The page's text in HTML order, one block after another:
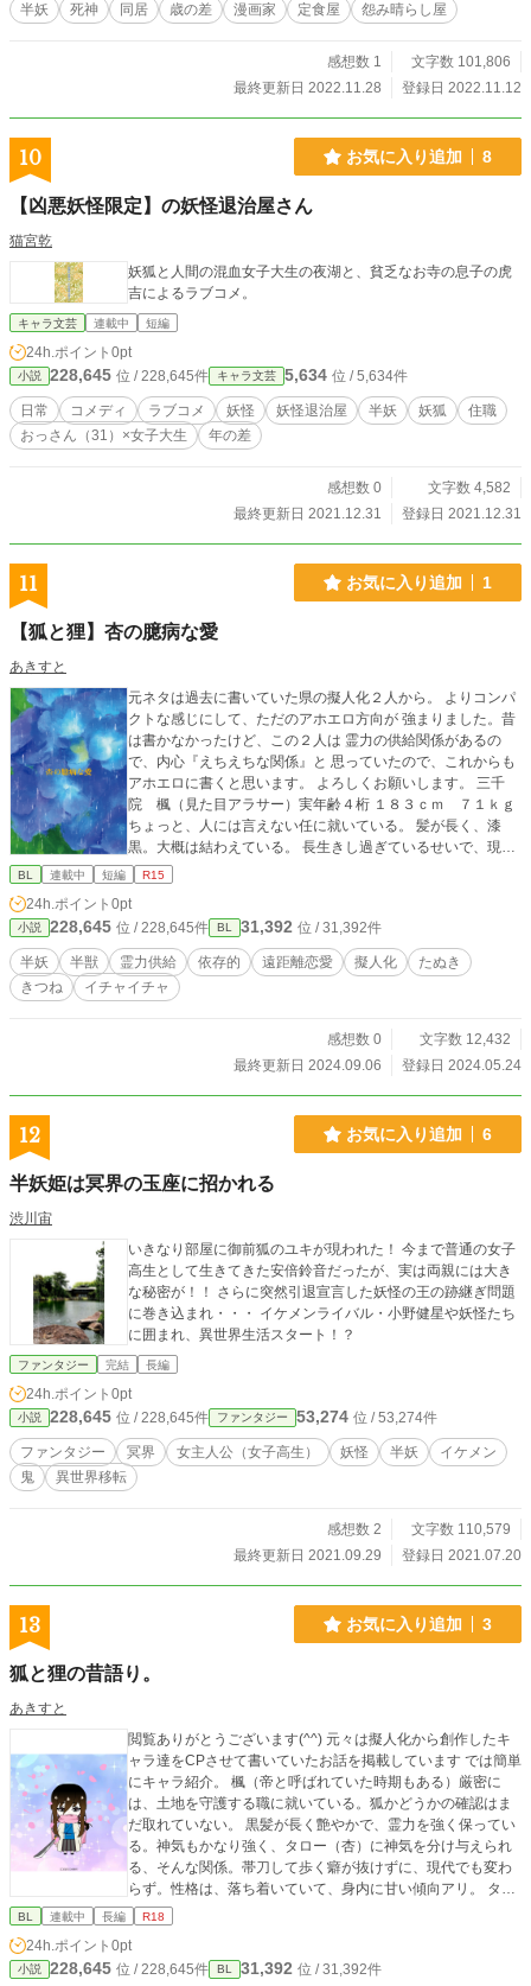
生活を始める。 母親の仇をエイトに頼んで討ってもらうが、
い、辛い日々。 怨むことで満たされないこともある。 ナナに
生まれた好きの気持ちはどうなる？
半妖 死神 同居 歳の差 漫画家 定食屋 怨み晴らし屋
感想数 1
文字数 101,806
最終更新日 2022.11.28
登録日 2022.11.12
10 お気に入り追加 8
【凶悪妖怪限定】の妖怪退治屋さん
猫宮乾
妖狐と人間の混血女子大生の夜湖と、貧乏なお寺の息子の虎
吉によるラブコメ。
キャラ文芸 連載中 短編
24h.ポイント 0pt
小説 228,645 位 / 228,645件 キャラ文芸 5,634 位 / 5,634件
日常 コメディ ラブコメ 妖怪 妖怪退治屋 半妖 妖狐
住職
おっさん（31）×女子大生
年の差
感想数 0
文字数 4,582
最終更新日 2021.12.31
登録日 2021.12.31
11 お気に入り追加 1
【狐と狸】杏の臆病な愛
あきすと
元ネタは過去に書いていた県の擬人化２人から。 よりコンパ
クトな感じにして、ただのアホエロ方向が 強まりました。昔
は書かなかったけど、この２人は 霊力の供給関係があるの
で、内心『えちえちな関係』と 思っていたので、これからも
アホエロに書くと思います。 よろしくお願いします。 三千
院 楓（見た目アラサー）実年齢４桁 １８３ｃｍ ７１ｋｇ
ちょっと、人には言えない任に就いている。 髪が長く、漆
黒。大概は結わえている。 長生きし過ぎているせいで、現世
の事を把握しきれていない 所もあり、浮世離れしている。 杏
で穏やかに見えるが 心の底は、暗黒に渦巻いているとかいな
いとか。 杏（きょう）見た目が幼げに見える（都合上２０
歳）けど、こちらも実年齢３桁 １６６ｃｍ ５７ｋｇ 大昔に
楓に拾われた半獣、半妖。 髪の色がアンズと似ている事か
ら、杏と楓に名づけられた。 人前では明るく、愛想も良い。
しまう。 めちゃくちゃ甘やかされて育ったものの 今は自立し
て、別々に暮らしている。 契りを交わしてしまったせいで、
は人間だったのではないか。と 見ている。 ーーーーーーーー
ーーーーーーーーーーー 頭の中のイメージがいっぱい過ぎて
ていけたら、と思います。 ※同衾の匂わせがあるので、とり
BL 連載中 短編 R15
24h.ポイント 0pt
小説 228,645 位 / 228,645件 BL 31,392 位 / 31,392件
半妖 半獣 霊力供給 依存的 遠距離恋愛 擬人化
たぬき
きつね
イチャイチャ
感想数 0
文字数 12,432
最終更新日 2024.09.06
登録日 2024.05.24
12 お気に入り追加 6
半妖姫は冥界の玉座に招かれる
渋川宙
いきなり部屋に御前狐のユキが現われた！ 今まで普通の女子
高生として生きてきた安倍鈴音だったが、実は両親には大き
な秘密が！！ さらに突然引退宣言した妖怪の王の跡継ぎ問題
に巻き込まれ・・・ イケメンライバル・小野健星や妖怪たち
に囲まれ、異世界生活スタート！？
ファンタジー 完結 長編
24h.ポイント 0pt
小説 228,645 位 / 228,645件 ファンタジー 53,274 位 / 53,274件
ファンタジー 冥界 女主人公（女子高生） 妖怪 半妖
イケメン
鬼
異世界移転
感想数 2
文字数 110,579
最終更新日 2021.09.29
登録日 2021.07.20
13 お気に入り追加 3
狐と狸の昔語り。
あきすと
閲覧ありがとうございます(^^) 元々は擬人化から創作したキ
ャラ達をCPさせて書いていたお話を掲載しています では簡単
にキャラ紹介。 楓（帝と呼ばれていた時期もある）厳密に
は、土地を守護する職に就いている。狐かどうかの確認はま
だ取れていない。 黒髪が長く艶やかで、霊力を強く保ってい
る。神気もかなり強く、タロー（杏）に神気を分け与えられ
る、そんな関係。帯刀して歩く癖が抜けずに、現代でも変わ
らず。性格は、落ち着いていて、身内に甘い傾向アリ。 タロ
ー（杏） 楓に千年ほど前に拾われた、半妖。神気が無くなる
や、楓に育てられた様なもので、早く自立したいと思いつ
つ、離れられずに、結局は神気を分けに貰いに来る羽目に。
BL 連載中 長編 R18
24h.ポイント 0pt
小説 228,645 位 / 228,645件 BL 31,392 位 / 31,392件